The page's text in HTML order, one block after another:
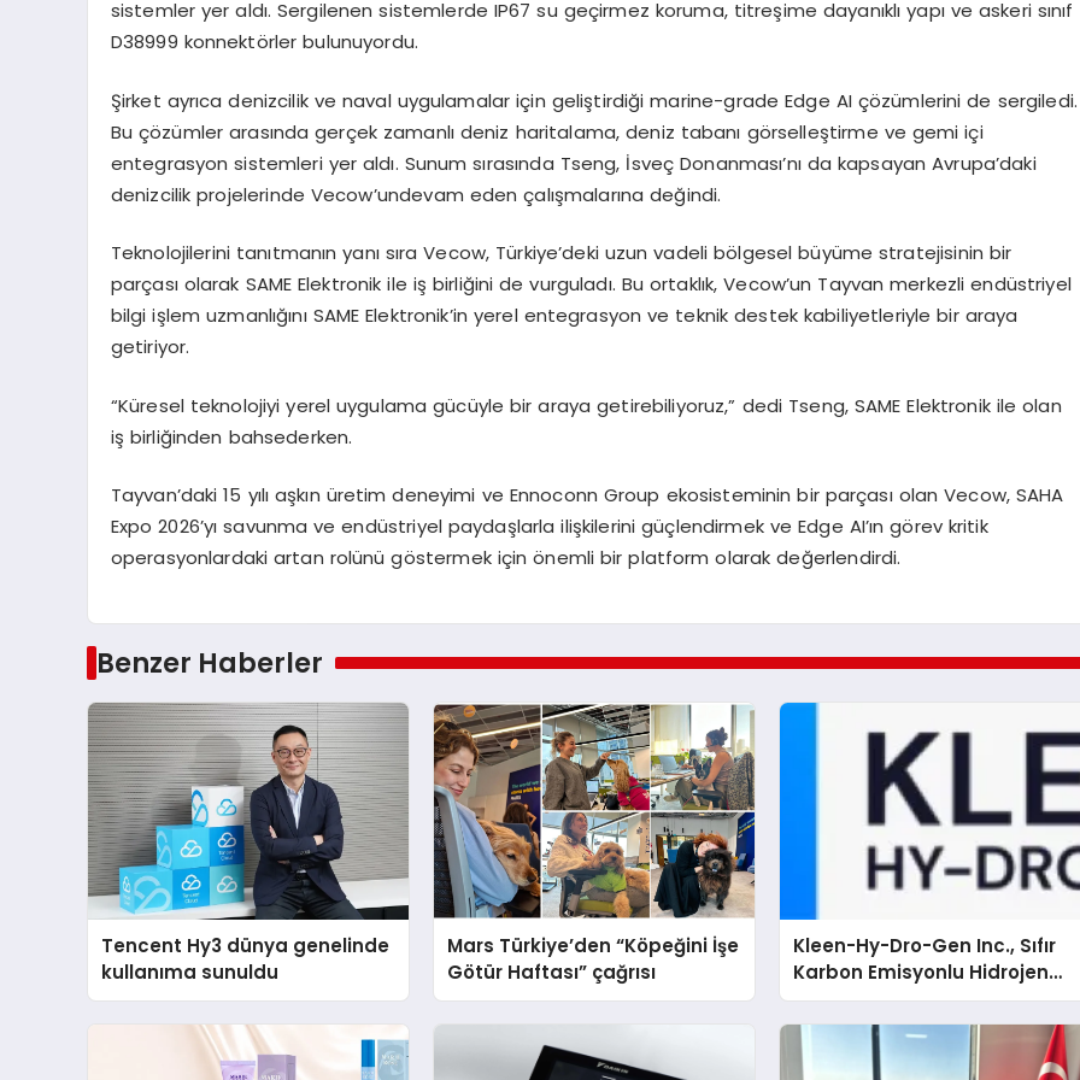
sistemler yer aldı. Sergilenen sistemlerde IP67su geçirmez koruma, titreşime dayanıklı yapı ve askeri sınıf
D38999 konnektörler bulunuyordu.
Şirket ayrıca denizcilik ve naval uygulamalar için geliştirdiği marine-grade Edge AI çözümlerini de sergiledi.
Bu çözümler arasında gerçek zamanlı deniz haritalama, deniz tabanı görselleştirme ve gemi içi
entegrasyon sistemleri yer aldı. Sunum sırasında Tseng, İsveç Donanması’nı da kapsayan Avrupa’daki
denizcilik projelerinde Vecow’undevam eden çalışmalarına değindi.
Teknolojilerini tanıtmanın yanı sıraVecow, Türkiye’deki uzun vadeli bölgesel büyüme stratejisinin bir
parçası olarak SAME Elektronik ile iş birliğini de vurguladı. Bu ortaklık,Vecow’un Tayvan merkezli endüstriyel
bilgi işlem uzmanlığını SAME Elektronik’in yerel entegrasyon ve teknik destek kabiliyetleriyle bir araya
getiriyor.
“Küresel teknolojiyi yerel uygulama gücüyle bir araya getirebiliyoruz,” dedi Tseng, SAME Elektronik ile olan
iş birliğinden bahsederken.
Tayvan’daki 15 yılı aşkın üretim deneyimi ve Ennoconn Group ekosisteminin bir parçası olanVecow, SAHA
Expo 2026’yı savunma ve endüstriyel paydaşlarla ilişkilerini güçlendirmek veEdge AI’ın görev kritik
operasyonlardaki artan rolünü göstermek için önemli bir platform olarak değerlendirdi.
Benzer Haberler
Tencent Hy3 dünya genelinde
kullanıma sunuldu
Mars Türkiye’den “Köpeğini İşe
Götür Haftası” çağrısı
Kleen-Hy-Dro-Gen Inc., Sıfır
Karbon Emisyonlu Hidrojen
Isıtma Teknolojisinde ISO ve
TSSA Düzenleyici Onaylarını
Aldı